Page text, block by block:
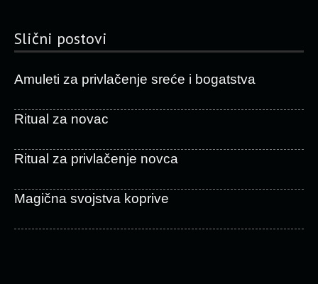
Slični postovi
Amuleti za privlačenje sreće i bogatstva
Ritual za novac
Ritual za privlačenje novca
Magična svojstva koprive